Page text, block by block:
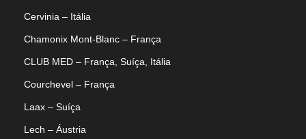
Cervinia – Itália
Chamonix Mont-Blanc – França
CLUB MED – França, Suíça, Itália
Courchevel – França
Laax – Suíça
Lech – Áustria